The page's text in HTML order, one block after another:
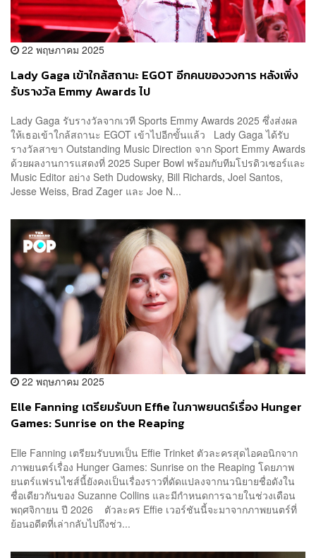
22 พฤษภาคม 2025
Lady Gaga เข้าใกล้สถานะ EGOT อีกคนของวงการ หลังเพิ่ง
รับรางวัล Emmy Awards ไป
Lady Gaga รับรางวัลจากเวที Sports Emmy Awards 2025 ซึ่งส่งผล
ให้เธอเข้าใกล้สถานะ EGOT เข้าไปอีกขั้นแล้ว Lady Gaga ได้รับ
รางวัลสาขา Outstanding Music Direction จาก Sport Emmy Awards
ด้วยผลงานการแสดงที่ 2025 Super Bowl พร้อมกับทีมโปรดิวเซอร์และ
Music Editor อย่าง Seth Dudowsky, Bill Richards, Joel Santos,
Jesse Weiss, Brad Zager และ Joe N...
22 พฤษภาคม 2025
Elle Fanning เตรียมรับบท Effie ในภาพยนตร์เรื่อง Hunger
Games: Sunrise on the Reaping
Elle Fanning เตรียมรับบทเป็น Effie Trinket ตัวละครสุดไอคอนิกจาก
ภาพยนตร์เรื่อง Hunger Games: Sunrise on the Reaping โดยภาพ
ยนตร์แฟรนไชส์นี้ยังคงเป็นเรื่องราวที่ดัดแปลงจากนวนิยายชื่อดังใน
ชื่อเดียวกันของ Suzanne Collins และมีกำหนดการฉายในช่วงเดือน
พฤศจิกายน ปี 2026 ตัวละคร Effie เวอร์ชันนี้จะมาจากภาพยนตร์ที่
ย้อนอดีตที่เล่ากลับไปถึงช่ว...